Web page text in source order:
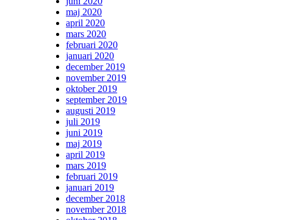
maj 2020
april 2020
mars 2020
februari 2020
januari 2020
december 2019
november 2019
oktober 2019
september 2019
augusti 2019
juli 2019
juni 2019
maj 2019
april 2019
mars 2019
februari 2019
januari 2019
december 2018
november 2018